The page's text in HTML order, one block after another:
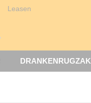
Leasen
DRANKENRUGZAK